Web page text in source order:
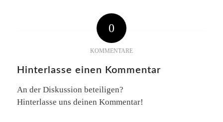
0
KOMMENTARE
Hinterlasse einen Kommentar
An der Diskussion beteiligen?
Hinterlasse uns deinen Kommentar!